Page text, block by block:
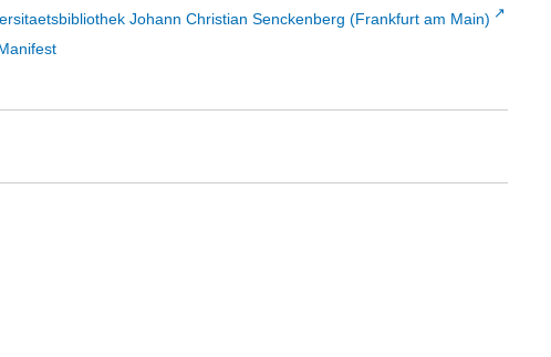
Johann Christian Senckenberg (Frankfurt am Main)